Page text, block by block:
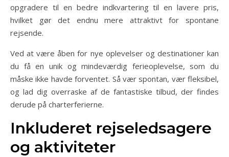
opgradere til en bedre indkvartering til en lavere pris,
hvilket gør det endnu mere attraktivt for spontane
rejsende.
Ved at være åben for nye oplevelser og destinationer kan
du få en unik og mindeværdig ferieoplevelse, som du
måske ikke havde forventet. Så vær spontan, vær fleksibel,
og lad dig overraske af de fantastiske tilbud, der findes
derude på charterferierne.
Inkluderet rejseledsagere
og aktiviteter